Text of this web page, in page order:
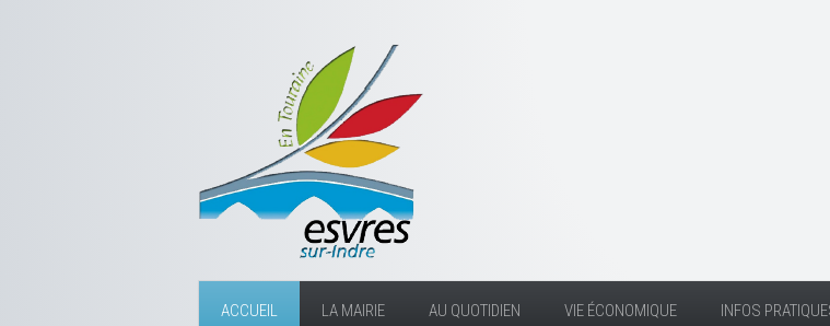
ACCUEIL LA MAIRIE AU QUOTIDIEN VIE ÉCONOMIQUE INFOS